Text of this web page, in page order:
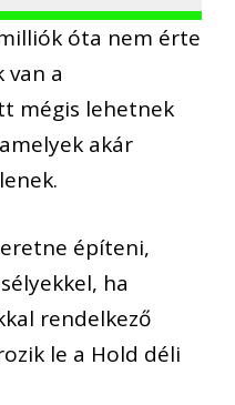
óta nem érte
van a
mégis lehetnek
akár
építeni,
ha
rendelkező
le a Hold déli